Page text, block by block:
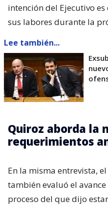
intención del Ejecutivo
sus labores durante la
Lee también...
Quiroz aborda la
requerimientos
En la misma entrevista,
también evaluó el
proceso del que dijo estar